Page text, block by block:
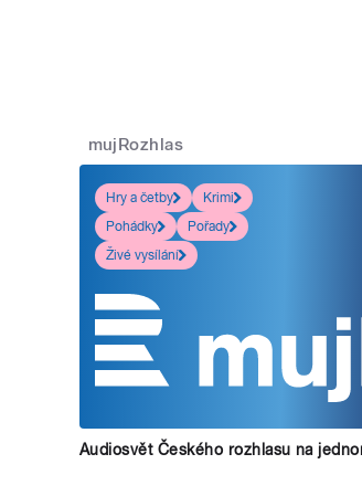
mujRozhlas
Hry a četby
Krimi
Pohádky
Pořady
Živé vysílání
Audiosvět Českého rozhlasu na